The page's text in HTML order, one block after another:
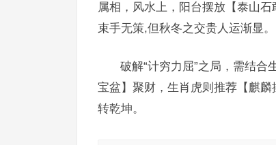
属相，风水上，阳台摆放【泰山
束手无策,但秋冬之交贵人运渐显。
破解“计穷力屈”之局，需结
宝盆】聚财，生肖虎则推荐【麒
转乾坤。